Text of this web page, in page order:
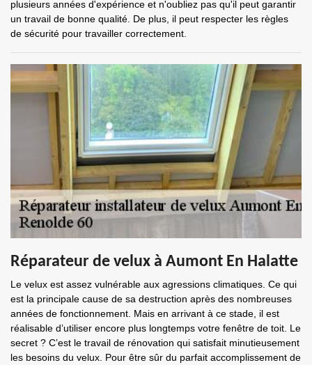
plusieurs années d'expérience et n'oubliez pas qu'il peut garantir
un travail de bonne qualité. De plus, il peut respecter les règles
de sécurité pour travailler correctement.
Réparateur de velux à Aumont En Halatte
Le velux est assez vulnérable aux agressions climatiques. Ce qui
est la principale cause de sa destruction après des nombreuses
années de fonctionnement. Mais en arrivant à ce stade, il est
réalisable d’utiliser encore plus longtemps votre fenêtre de toit. Le
secret ? C’est le travail de rénovation qui satisfait minutieusement
les besoins du velux. Pour être sûr du parfait accomplissement de